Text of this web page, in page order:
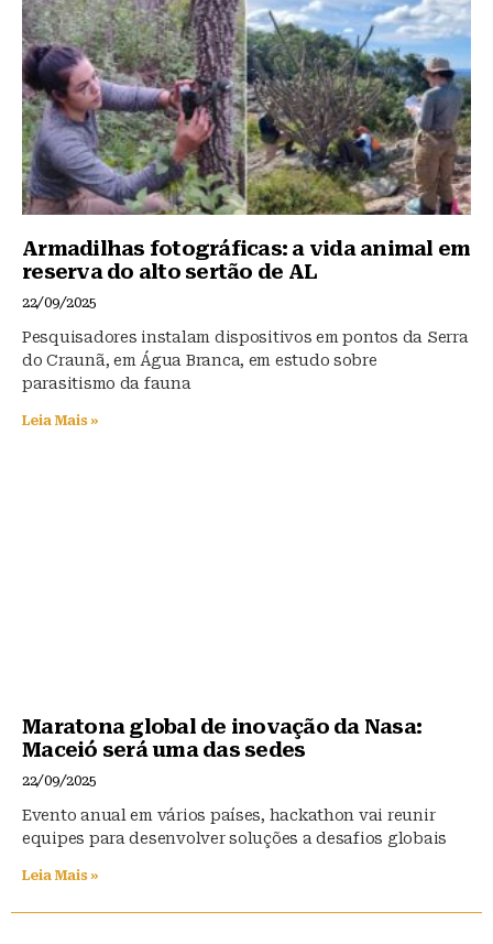
Armadilhas fotográficas: a vida animal em
reserva do alto sertão de AL
22/09/2025
Pesquisadores instalam dispositivos em pontos da Serra
do Craunã, em Água Branca, em estudo sobre
parasitismo da fauna
Leia Mais »
Maratona global de inovação da Nasa:
Maceió será uma das sedes
22/09/2025
Evento anual em vários países, hackathon vai reunir
equipes para desenvolver soluções a desafios globais
Leia Mais »